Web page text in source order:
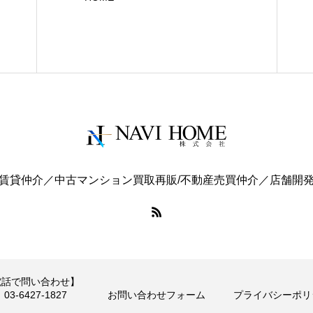
貸仲介／中古マンション買取再販/不動産売買仲介／店舗開
で問い合わせ】
6427-1827
お問い合わせフォーム プライバシーポ